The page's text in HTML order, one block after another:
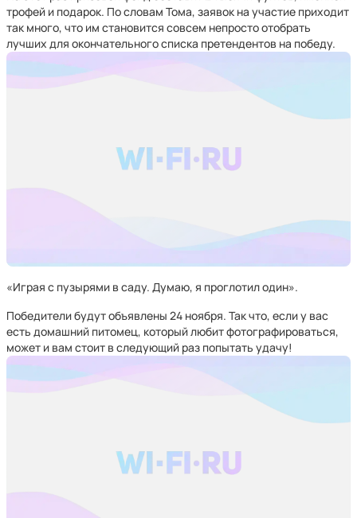
трофей и подарок. По словам Тома, заявок на участие приходит
так много, что им становится совсем непросто отобрать
лучших для окончательного списка претендентов на победу.
«Играя с пузырями в саду. Думаю, я проглотил один».
Победители будут объявлены 24 ноября. Так что, если у вас
есть домашний питомец, который любит фотографироваться,
может и вам стоит в следующий раз попытать удачу!